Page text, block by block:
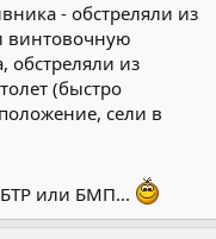
- обстреляли из
винтовочную
обстреляли из
(быстро
сели в
или БМП...